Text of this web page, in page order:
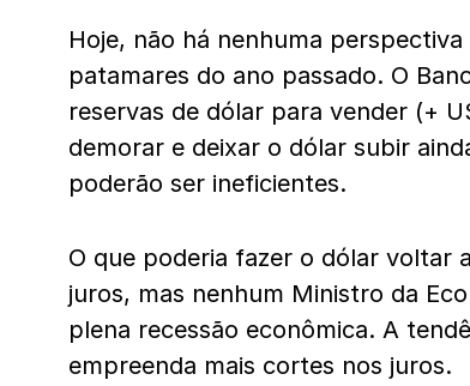
Hoje, não há nenhuma
patamares do ano passado. O
reservas de dólar para vender (+
demorar e deixar o dólar subir
poderão ser ineficientes.
O que poderia fazer o dólar voltar
juros, mas nenhum Ministro da
plena recessão econômica. A
empreenda mais cortes nos juros.